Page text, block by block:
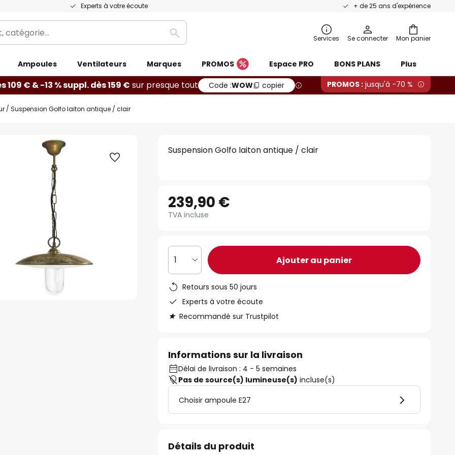
Experts à votre écoute + de 25 ans d'expérience
Mon panier
Rechercher Services Se connecter
Ampoules Ventilateurs Marques PROMOS Espace PRO BONS PLANS Plus
109 € & -13 % suppl. dès 159 € sur presque tout Code :WOW copier PROMOS : jusqu'à -70 %
Suspension Golfo laiton antique / clair
Suspension Golfo laiton antique / clair
239,90 €
TVA incluse
1 Ajouter au panier
Retours sous 50 jours
Experts à votre écoute
Recommandé sur Trustpilot
Informations sur la livraison
Délai de livraison : 4 - 5 semaines
Pas de source(s) lumineuse(s) incluse(s)
Choisir ampoule E27
Détails du produit